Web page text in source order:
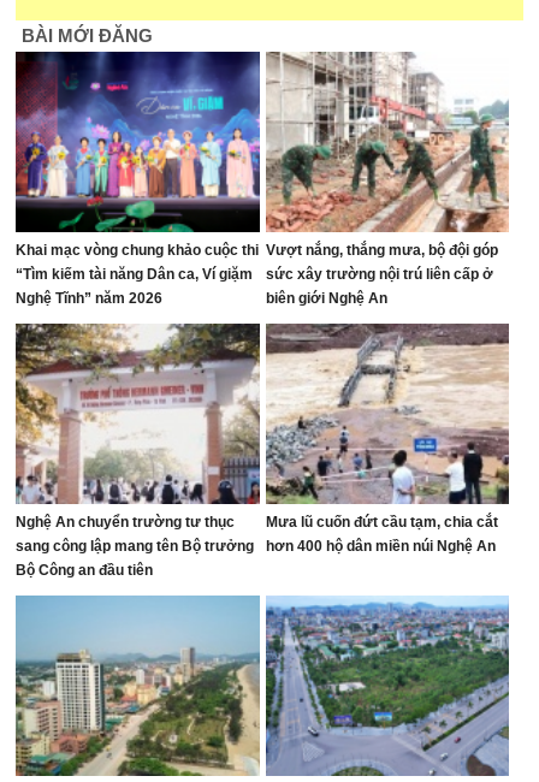
BÀI MỚI ĐĂNG
Khai mạc vòng chung khảo cuộc thi
“Tìm kiếm tài năng Dân ca, Ví giặm
Nghệ Tĩnh” năm 2026
Vượt nắng, thắng mưa, bộ đội góp
sức xây trường nội trú liên cấp ở
biên giới Nghệ An
Nghệ An chuyển trường tư thục
sang công lập mang tên Bộ trưởng
Bộ Công an đầu tiên
Mưa lũ cuốn đứt cầu tạm, chia cắt
hơn 400 hộ dân miền núi Nghệ An